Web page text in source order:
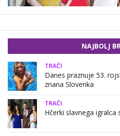
NAJBOLJ
TRAČI
Danes praznuje 53.
znana Slovenka
TRAČI
Hčerki slavnega